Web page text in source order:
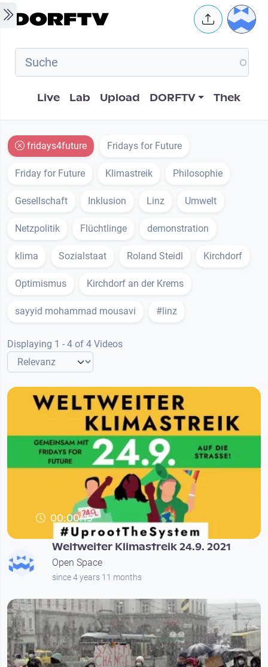
Skip to main content User
Hauptnavigation
Live Lab Upload DORFTV Thek
fridays4future Fridays for Future
Friday for Future Klimastreik Philosophie
Gesellschaft Inklusion Linz Umwelt
Netzpolitik Flüchtlinge demonstration
klima Sozialstaat Roland Steidl Kirchdorf
Optimismus Kirchdorf an der Krems
sayyid mohammad mousavi #linz
Displaying 1 - 4 of 4 Videos
00:00:15
Weltweiter Klimastreik 24.9. 2021
Open Space
since 4 years 11 months